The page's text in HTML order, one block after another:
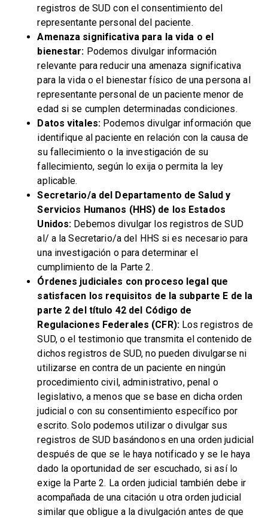
registros de SUD con el consentimiento del
representante personal del paciente.
Amenaza significativa para la vida o el
bienestar: Podemos divulgar información
relevante para reducir una amenaza significativa
para la vida o el bienestar físico de una persona al
representante personal de un paciente menor de
edad si se cumplen determinadas condiciones.
Datos vitales: Podemos divulgar información que
identifique al paciente en relación con la causa de
su fallecimiento o la investigación de su
fallecimiento, según lo exija o permita la ley
aplicable.
Secretario/a del Departamento de Salud y
Servicios Humanos (HHS) de los Estados
Unidos: Debemos divulgar los registros de SUD
al/ a la Secretario/a del HHS si es necesario para
una investigación o para determinar el
cumplimiento de la Parte 2.
Órdenes judiciales con proceso legal que
satisfacen los requisitos de la subparte E de la
parte 2 del título 42 del Código de
Regulaciones Federales (CFR):Los registros de
SUD, o el testimonio que transmita el contenido de
dichos registros de SUD, no pueden divulgarse ni
utilizarse en contra de un paciente en ningún
procedimiento civil, administrativo, penal o
legislativo, a menos que se base en dicha orden
judicial o con su consentimiento específico por
escrito. Solo podemos utilizar o divulgar sus
registros de SUD basándonos en una orden judicial
después de que se le haya notificado y se le haya
dado la oportunidad de ser escuchado, si así lo
exige la Parte 2. La orden judicial también debe ir
acompañada de una citación u otra orden judicial
similar que obligue a la divulgación antes de que